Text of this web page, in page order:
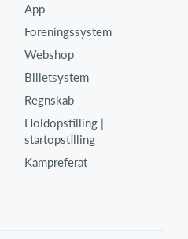
App
Foreningssystem
Webshop
Billetsystem
Regnskab
Holdopstilling |
startopstilling
Kampreferat